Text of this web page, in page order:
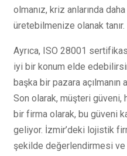
olmanız, kriz anlarında
üretebilmenize olanak tanır.
Ayrıca, ISO 28001
iyi bir konum elde
başka bir pazara açılmanın
Son olarak, müşteri
bir firma olarak, bu güveni
geliyor. İzmir’deki lojistik
şekilde değerlendirmesi